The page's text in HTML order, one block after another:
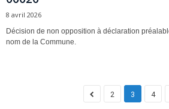
8 avril 2026
Décision de non opposition à déclaration
nom de la Commune.
2 3 4